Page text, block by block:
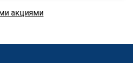
акциями